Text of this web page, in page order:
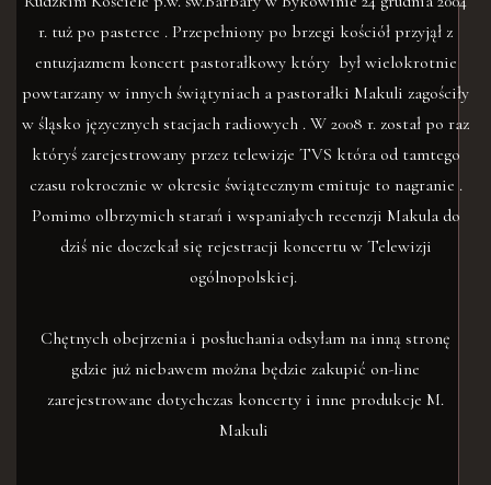
r. tuż po pasterce . Przepełniony po brzegi kościół przyjął z
entuzjazmem koncert pastorałkowy który był wielokrotnie
powtarzany w innych świątyniach a pastorałki Makuli zagościły
w śląsko języcznych stacjach radiowych . W 2008 r. został po raz
któryś zarejestrowany przez telewizje TVS która od tamtego
czasu rokrocznie w okresie świątecznym emituje to nagranie .
Pomimo olbrzymich starań i wspaniałych recenzji Makula do
dziś nie doczekał się rejestracji koncertu w Telewizji
ogólnopolskiej.
Chętnych obejrzenia i posłuchania odsyłam na inną stronę
gdzie już niebawem można będzie zakupić on-line
zarejestrowane dotychczas koncerty i inne produkcje M.
Makuli